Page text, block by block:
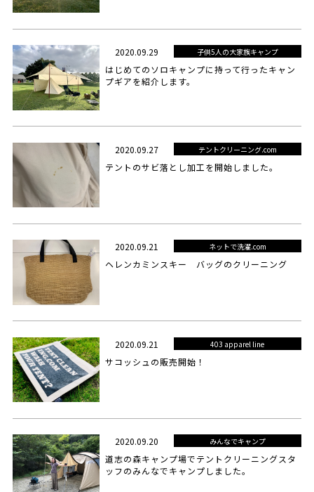
2020.09.29 子供5人の大家族キャンプ
はじめてのソロキャンプに持って行ったキャン
プギアを紹介します。
2020.09.27 テントクリーニング.com
テントのサビ落とし加工を開始しました。
2020.09.21 ネットで洗濯.com
ヘレンカミンスキー バッグのクリーニング
2020.09.21 403 apparel line
サコッシュの販売開始！
2020.09.20 みんなでキャンプ
道志の森キャンプ場でテントクリーニングスタ
ッフのみんなでキャンプしました。